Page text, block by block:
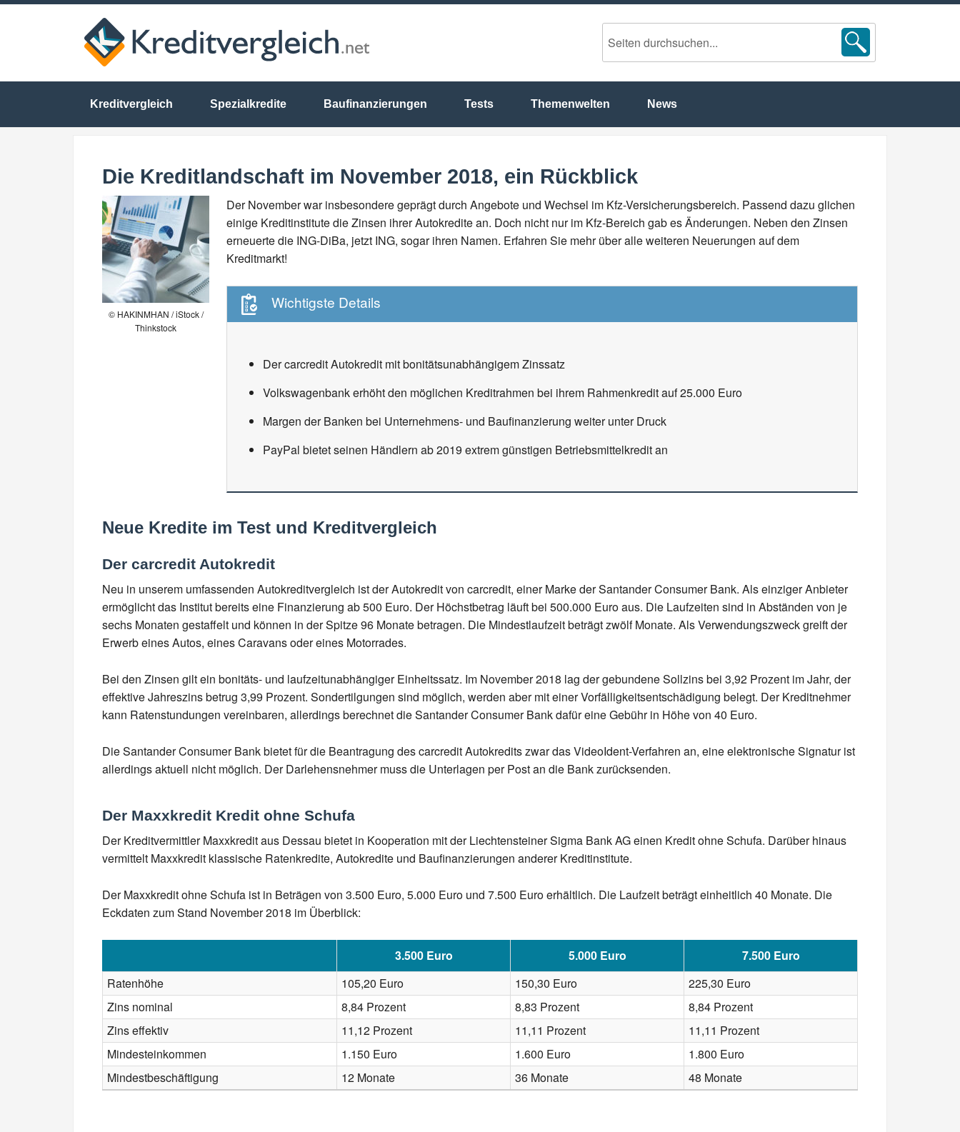
Kreditvergleich Spezialkredite Baufinanzierungen Tests Themenwelten News
Die Kreditlandschaft im November 2018, ein Rückblick
© HAKINMHAN / iStock /
Thinkstock
Der November war insbesondere geprägt durch Angebote und Wechsel im Kfz-Versicherungsbereich. Passend dazu glichen
einige Kreditinstitute die Zinsen ihrer Autokredite an. Doch nicht nur im Kfz-Bereich gab es Änderungen. Neben den Zinsen
erneuerte die ING-DiBa, jetzt ING, sogar ihren Namen. Erfahren Sie mehr über alle weiteren Neuerungen auf dem
Kreditmarkt!
Wichtigste Details
Der carcredit Autokredit mit bonitätsunabhängigem Zinssatz
Volkswagenbank erhöht den möglichen Kreditrahmen bei ihrem Rahmenkredit auf 25.000 Euro
Margen der Banken bei Unternehmens- und Baufinanzierung weiter unter Druck
PayPal bietet seinen Händlern ab 2019 extrem günstigen Betriebsmittelkredit an
Neue Kredite im Test und Kreditvergleich
Der carcredit Autokredit
Neu in unserem umfassenden Autokreditvergleich ist der Autokredit von carcredit, einer Marke der Santander Consumer Bank. Als einziger Anbieter
ermöglicht das Institut bereits eine Finanzierung ab 500 Euro. Der Höchstbetrag läuft bei 500.000 Euro aus. Die Laufzeiten sind in Abständen von je
sechs Monaten gestaffelt und können in der Spitze 96 Monate betragen. Die Mindestlaufzeit beträgt zwölf Monate. Als Verwendungszweck greift der
Erwerb eines Autos, eines Caravans oder eines Motorrades.
Bei den Zinsen gilt ein bonitäts- und laufzeitunabhängiger Einheitssatz. Im November 2018 lag der gebundene Sollzins bei 3,92 Prozent im Jahr, der
effektive Jahreszins betrug 3,99 Prozent. Sondertilgungen sind möglich, werden aber mit einer Vorfälligkeitsentschädigung belegt. Der Kreditnehmer
kann Ratenstundungen vereinbaren, allerdings berechnet die Santander Consumer Bank dafür eine Gebühr in Höhe von 40 Euro.
Die Santander Consumer Bank bietet für die Beantragung des carcredit Autokredits zwar das VideoIdent-Verfahren an, eine elektronische Signatur ist
allerdings aktuell nicht möglich. Der Darlehensnehmer muss die Unterlagen per Post an die Bank zurücksenden.
Der Maxxkredit Kredit ohne Schufa
Der Kreditvermittler Maxxkredit aus Dessau bietet in Kooperation mit der Liechtensteiner Sigma Bank AG einen Kredit ohne Schufa. Darüber hinaus
vermittelt Maxxkredit klassische Ratenkredite, Autokredite und Baufinanzierungen anderer Kreditinstitute.
Der Maxxkredit ohne Schufa ist in Beträgen von 3.500 Euro, 5.000 Euro und 7.500 Euro erhältlich. Die Laufzeit beträgt einheitlich 40 Monate. Die
Eckdaten zum Stand November 2018 im Überblick:
3.500 Euro 5.000 Euro
7.500 Euro
Ratenhöhe
105,20 Euro 150,30 Euro
225,30 Euro
Zins nominal
8,84 Prozent 8,83 Prozent
8,84 Prozent
Zins effektiv
11,12 Prozent 11,11 Prozent
11,11 Prozent
Mindesteinkommen
1.150 Euro 1.600 Euro
1.800 Euro
Mindestbeschäftigung
12 Monate 36 Monate 48 Monate